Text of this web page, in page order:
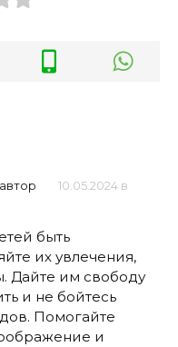
автор
10.05.2024 в
быть
их увлечения,
Дайте им свободу
и не бойтесь
Помогайте
и